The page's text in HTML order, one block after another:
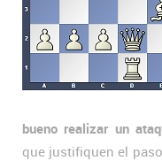
bueno realizar un
que justifiquen el